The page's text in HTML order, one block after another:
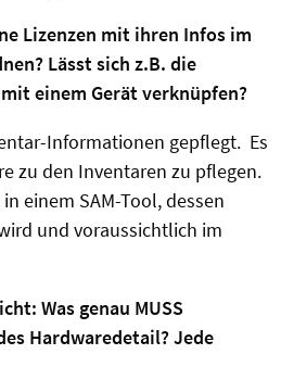
Lizenzen mit ihren Infos im
Lässt sich z.B. die
einem Gerät verknüpfen?
Informationen gepflegt. Es
zu den Inventaren zu pflegen.
einem SAM-Tool, dessen
und voraussichtlich im
Was genau MUSS
Hardwaredetail? Jede